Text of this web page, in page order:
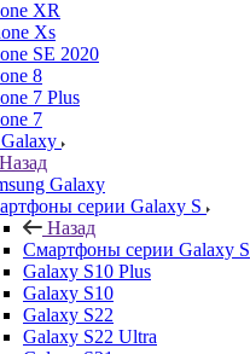
XR
Xs
SE 2020
8
7 Plus
7
Назад
Galaxy
серии Galaxy S
Назад
Смартфоны серии Galaxy S
Galaxy S10 Plus
Galaxy S10
Galaxy S22
Galaxy S22 Ultra